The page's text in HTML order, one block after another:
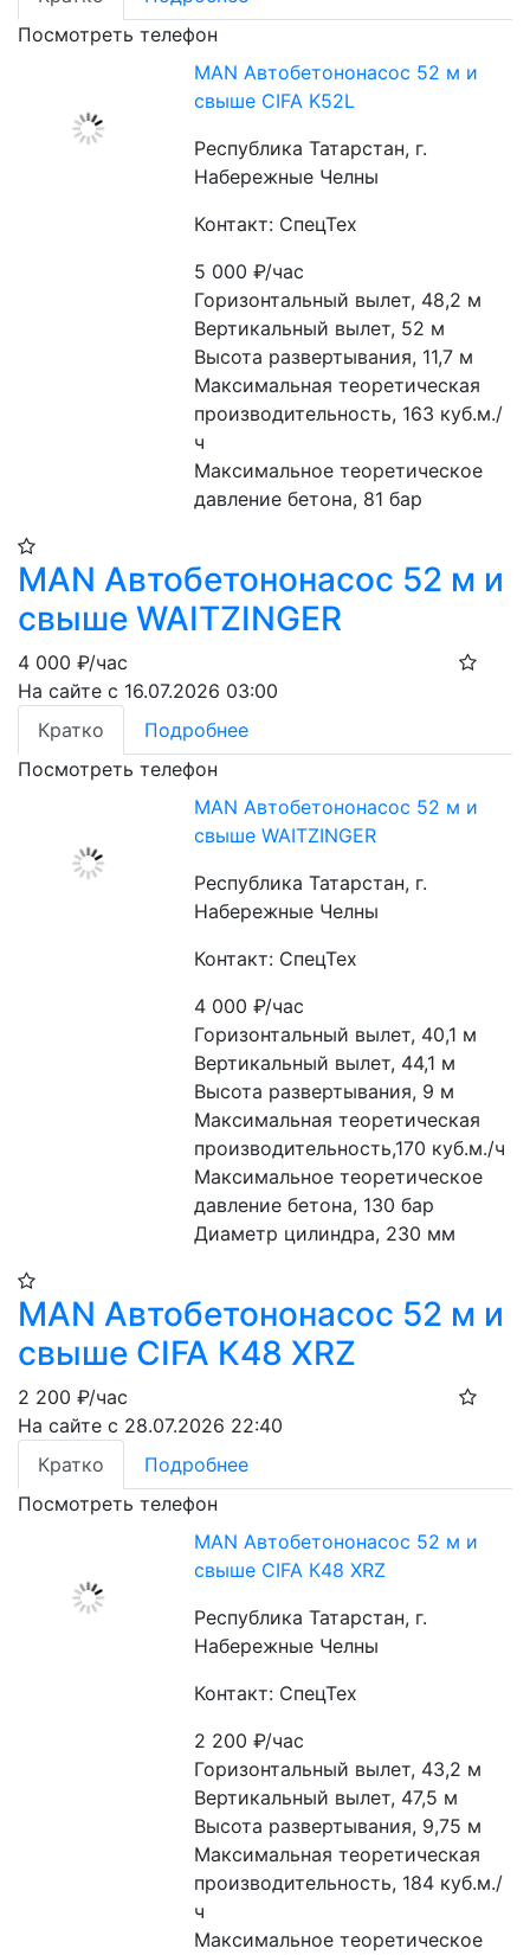
Посмотреть телефон
MAN Автобетононасос 52 м и
свыше CIFA K52L
Республика Татарстан, г.
Набережные Челны
Контакт: СпецТех
5 000₽/час
Горизонтальный вылет, 48,2 м
Вертикальный вылет, 52 м
Высота развертывания, 11,7 м
Максимальная теоретическая
производительность, 163 куб.м./
ч
Максимальное теоретическое
давление бетона, 81 бар
MAN Автобетононасос 52 м и
свыше WAITZINGER
4 000 ₽/час
На сайте с 16.07.2026 03:00
Кратко
Подробнее
Посмотреть телефон
MAN Автобетононасос 52 м и
свыше WAITZINGER
Республика Татарстан, г.
Набережные Челны
Контакт: СпецТех
4 000₽/час
Горизонтальный вылет, 40,1 м
Вертикальный вылет, 44,1 м
Высота развертывания, 9 м
Максимальная теоретическая
производительность,170 куб.м./ч
Максимальное теоретическое
давление бетона, 130 бар
Диаметр цилиндра, 230 мм
MAN Автобетононасос 52 м и
свыше CIFA К48 XRZ
2 200 ₽/час
На сайте с 28.07.2026 22:40
Кратко
Подробнее
Посмотреть телефон
MAN Автобетононасос 52 м и
свыше CIFA К48 XRZ
Республика Татарстан, г.
Набережные Челны
Контакт: СпецТех
2 200₽/час
Горизонтальный вылет, 43,2 м
Вертикальный вылет, 47,5 м
Высота развертывания, 9,75 м
Максимальная теоретическая
производительность, 184 куб.м./
ч
Максимальное теоретическое